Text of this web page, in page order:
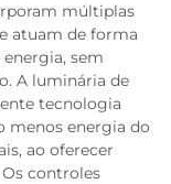
múltiplas
atuam de forma
sem
A luminária de
tecnologia
menos energia do
ao oferecer
controles